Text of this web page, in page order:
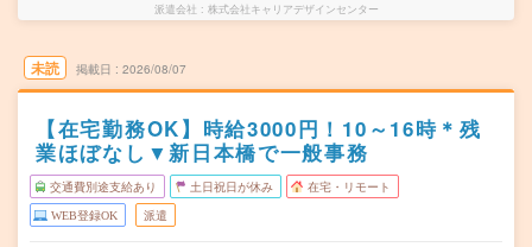
派遣会社 株式会社キャリアデザインセンター
未読 掲載日 2026/08/07
【在宅勤務OK】時給3000円！10～16時＊残
業ほぼなし▼新日本橋で一般事務
交通費別途支給あり 土日祝日が休み 在宅・リモート
WEB登録OK 派遣